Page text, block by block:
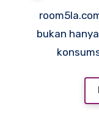
room5la.com – Menurunkan berat badan
bukan